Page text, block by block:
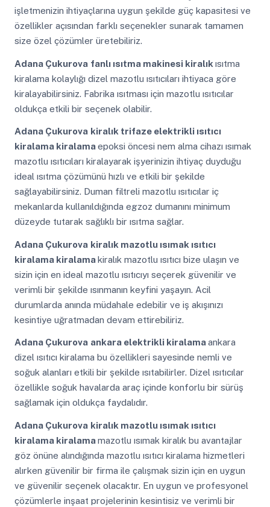
işletmenizin ihtiyaçlarına uygun şekilde güç kapasitesi ve
özellikler açısından farklı seçenekler sunarak tamamen
size özel çözümler üretebiliriz.
Adana Çukurova fanlı ısıtma makinesi kiralık ısıtma
kiralama kolaylığı dizel mazotlu ısıtıcıları ihtiyaca göre
kiralayabilirsiniz. Fabrika ısıtması için mazotlu ısıtıcılar
oldukça etkili bir seçenek olabilir.
Adana Çukurova kiralık trifaze elektrikli ısıtıcı
kiralama kiralamaepoksi öncesi nem alma cihazı ısımak
mazotlu ısıtıcıları kiralayarak işyerinizin ihtiyaç duyduğu
ideal ısıtma çözümünü hızlı ve etkili bir şekilde
sağlayabilirsiniz. Duman filtreli mazotlu ısıtıcılar iç
mekanlarda kullanıldığında egzoz dumanını minimum
düzeyde tutarak sağlıklı bir ısıtma sağlar.
Adana Çukurova kiralık mazotlu ısımak ısıtıcı
kiralama kiralamakiralık mazotlu ısıtıcı bize ulaşın ve
sizin için en ideal mazotlu ısıtıcıyı seçerek güvenilir ve
verimli bir şekilde ısınmanın keyfini yaşayın. Acil
durumlarda anında müdahale edebilir ve iş akışınızı
kesintiye uğratmadan devam ettirebiliriz.
Adana Çukurova ankara elektrikli kiralamaankara
dizel ısıtıcı kiralama bu özellikleri sayesinde nemli ve
soğuk alanları etkili bir şekilde ısıtabilirler. Dizel ısıtıcılar
özellikle soğuk havalarda araç içinde konforlu bir sürüş
sağlamak için oldukça faydalıdır.
Adana Çukurova kiralık mazotlu ısımak ısıtıcı
kiralama kiralamamazotlu ısımak kiralık bu avantajlar
göz önüne alındığında mazotlu ısıtıcı kiralama hizmetleri
alırken güvenilir bir firma ile çalışmak sizin için en uygun
ve güvenilir seçenek olacaktır. En uygun ve profesyonel
çözümlerle inşaat projelerinin kesintisiz ve verimli bir